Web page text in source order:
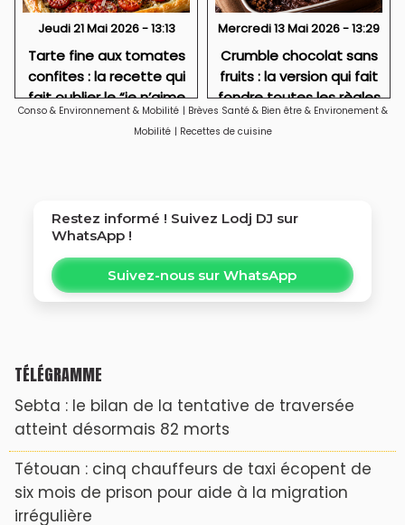
Jeudi 21 Mai 2026 - 13:13
Tarte fine aux tomates
confites : la recette qui
fait oublier le “je n’aime
pas le vert”
Mercredi 13 Mai 2026 - 13:29
Crumble chocolat sans
fruits : la version qui fait
fondre toutes les règles
Conso & Environnement & Mobilité | Brèves Santé & Bien être & Environement &
Mobilité | Recettes de cuisine
Restez informé ! Suivez Lodj DJ sur
WhatsApp !
Suivez-nous sur WhatsApp
TÉLÉGRAMME
Sebta : le bilan de la tentative de traversée
atteint désormais 82 morts
Tétouan : cinq chauffeurs de taxi écopent de
six mois de prison pour aide à la migration
irrégulière